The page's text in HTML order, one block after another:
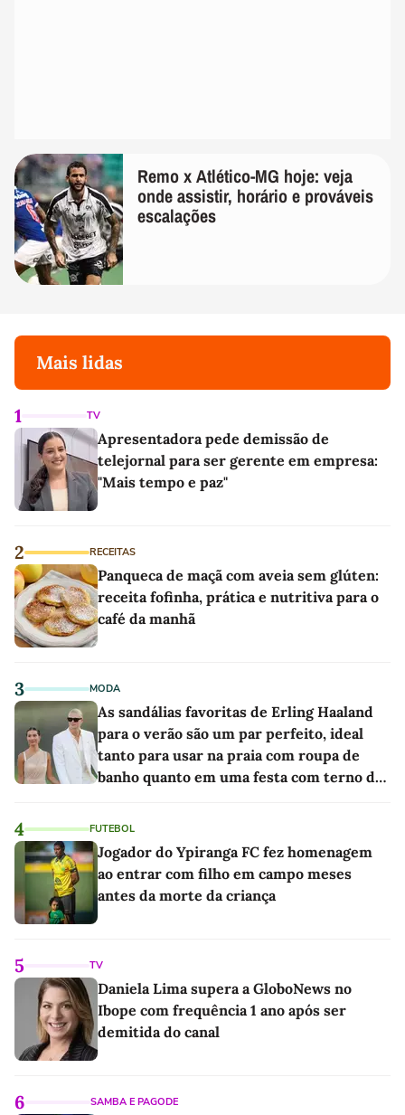
Remo x Atlético-MG hoje: veja
onde assistir, horário e prováveis
escalações
Mais lidas
1 TV
Apresentadora pede demissão de
telejornal para ser gerente em empresa:
"Mais tempo e paz"
2 RECEITAS
Panqueca de maçã com aveia sem glúten:
receita fofinha, prática e nutritiva para o
café da manhã
3 MODA
As sandálias favoritas de Erling Haaland
para o verão são um par perfeito, ideal
tanto para usar na praia com roupa de
banho quanto em uma festa com terno de
4 FUTEBOL
Jogador do Ypiranga FC fez homenagem
ao entrar com filho em campo meses
antes da morte da criança
5 TV
Daniela Lima supera a GloboNews no
Ibope com frequência 1 ano após ser
demitida do canal
6 SAMBA E PAGODE